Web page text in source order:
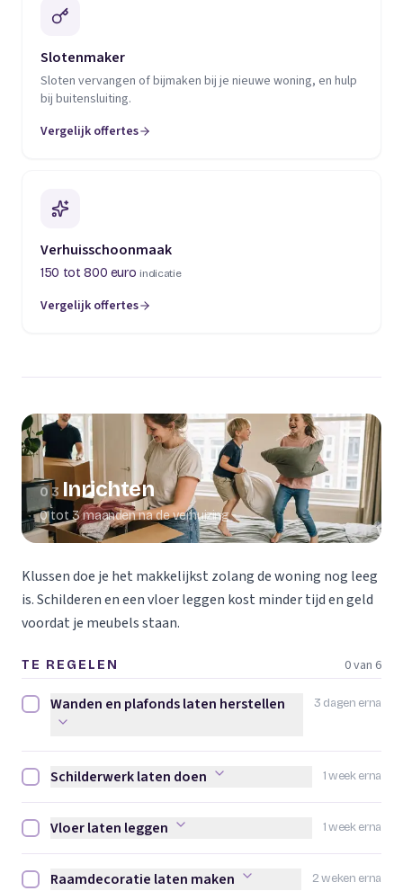
Slotenmaker
Sloten vervangen of bijmaken bij je nieuwe woning, en hulp
bij buitensluiting.
Vergelijk offertes
(opent in een nieuw tabblad)
Verhuisschoonmaak
150 tot 800 euro indicatie
Vergelijk offertes
(opent in een nieuw tabblad)
03 Inrichten
0 tot 3 maanden na de verhuizing
Klussen doe je het makkelijkst zolang de woning nog leeg
is. Schilderen en een vloer leggen kost minder tijd en geld
voordat je meubels staan.
TE REGELEN 0 van 6
3 dagen erna
Wanden en plafonds laten herstellen afvinken
Wanden en plafonds laten herstellen
1 week erna
Schilderwerk laten doen afvinken
Schilderwerk laten doen
1 week erna
Vloer laten leggen afvinken
Vloer laten leggen
2 weken erna
Raamdecoratie laten maken